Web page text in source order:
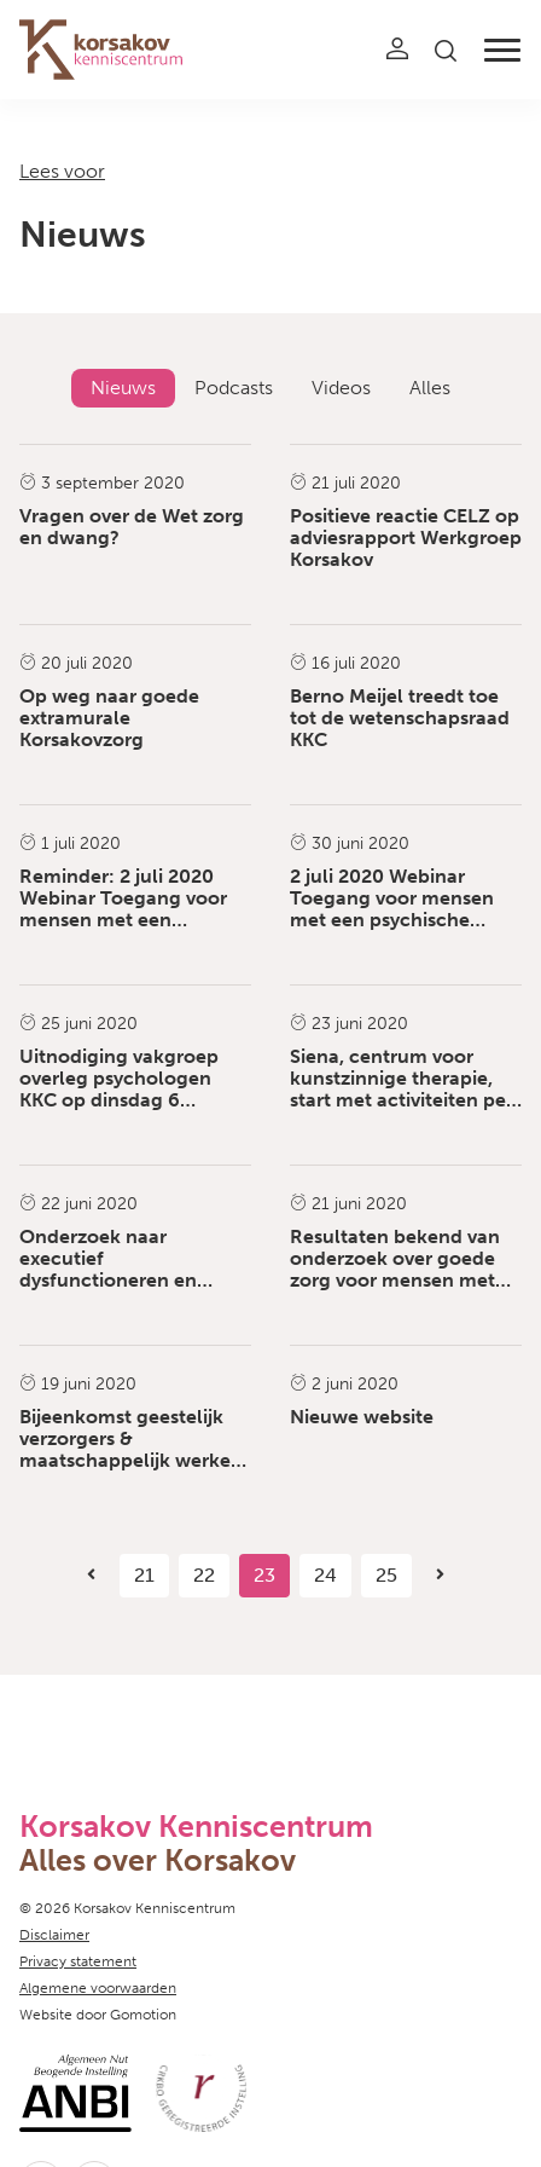
Navigation
Lees voor
Nieuws
Nieuws Podcasts Videos Alles
3 september 2020
Vragen over de Wet zorg
en dwang?
21 juli 2020
Positieve reactie CELZ op
adviesrapport Werkgroep
Korsakov
20 juli 2020
Op weg naar goede
extramurale
Korsakovzorg
16 juli 2020
Berno Meijel treedt toe
tot de wetenschapsraad
KKC
1 juli 2020
Reminder: 2 juli 2020
Webinar Toegang voor
mensen met een
(GGZ naar Wlz)
30 juni 2020
2 juli 2020 Webinar
Toegang voor mensen
met een psychische
naar Wlz)
25 juni 2020
Uitnodiging vakgroep
overleg psychologen
KKC op dinsdag 6
23 juni 2020
Siena, centrum voor
kunstzinnige therapie,
start met activiteiten per
22 juni 2020
Onderzoek naar
executief
dysfunctioneren en
met het syndroom van
21 juni 2020
Resultaten bekend van
onderzoek over goede
zorg voor mensen met
verpleeghuis verblijven.
19 juni 2020
Bijeenkomst geestelijk
verzorgers &
maatschappelijk werkers
2 juni 2020
Nieuwe website
21 22 23 24 25
Korsakov Kenniscentrum
Alles over Korsakov
Copyright navigation
© 2026 Korsakov Kenniscentrum
Disclaimer
Privacy statement
Algemene voorwaarden
Website door Gomotion